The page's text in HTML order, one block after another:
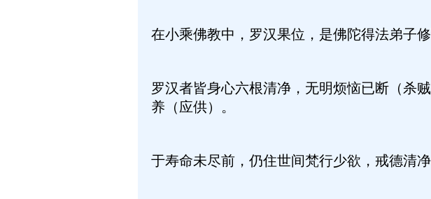
在小乘佛教中，罗汉果位，是佛陀得法弟子修
罗汉者皆身心六根清净，无明烦恼已断（杀
养（应供）。
于寿命未尽前，仍住世间梵行少欲，戒德清净